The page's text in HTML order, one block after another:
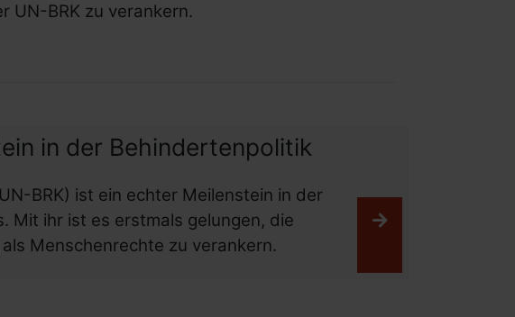
UN-BRK zu verankern.
in der Behindertenpolitik
BRK) ist ein echter Meilenstein in der
Mit ihr ist es erstmals gelungen, die
Menschenrechte zu verankern.
Weiterlesen